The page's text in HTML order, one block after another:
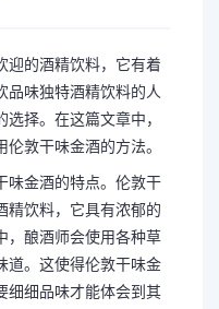
迎的酒精饮料，它有着
品味独特酒精饮料的人
择。在这篇文章中，
敦干味金酒的方法。
味金酒的特点。伦敦干
精饮料，它具有浓郁的
，酿酒师会使用各种草
道。这使得伦敦干味金
细细品味才能体会到其